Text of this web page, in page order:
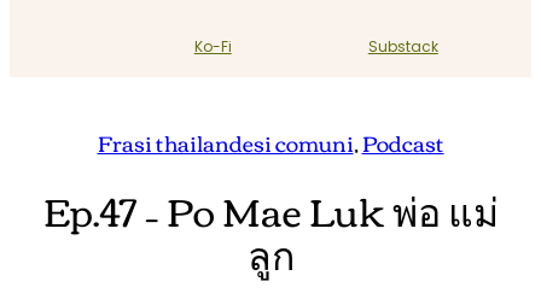
Ko-Fi Substack
Frasi thailandesi comuni, Podcast
Ep.47 – Po Mae Luk พ่อ แม่
ลูก